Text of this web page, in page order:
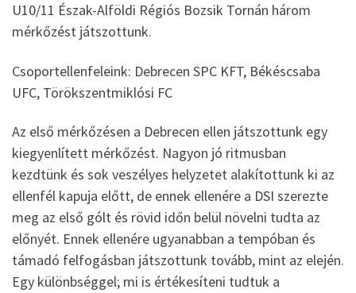
U10/11 Észak-Alföldi Régiós Bozsik Tornán három
mérkőzést játszottunk.
Csoportellenfeleink: Debrecen SPC KFT, Békéscsaba
UFC, Törökszentmiklósi FC
Az első mérkőzésen a Debrecen ellen játszottunk egy
kiegyenlített mérkőzést. Nagyon jó ritmusban
kezdtünk és sok veszélyes helyzetet alakítottunk ki az
ellenfél kapuja előtt, de ennek ellenére a DSI szerezte
meg az első gólt és rövid időn belül növelni tudta az
előnyét. Ennek ellenére ugyanabban a tempóban és
támadó felfogásban játszottunk tovább, mint az elején.
Egy különbséggel; mi is értékesíteni tudtuk a